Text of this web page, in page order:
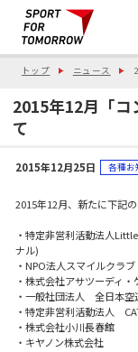
トップ ニュース
2015年12月「
て
2015年12月25日 各種お
2015年12月、新たに下記
・特定非営利活動法人
ナル)
・NPO法人スマイルクラブ
・株式会社アサツーディ・
・一般社団法人 全日本空
・特定非営利活動法人
・株式会社小川長春館
・キヤノン株式会社